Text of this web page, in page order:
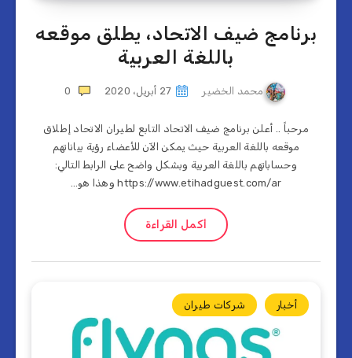
برنامج ضيف الاتحاد، يطلق موقعه
باللغة العربية
محمد الخضير 27 أبريل، 2020 0
مرحباً .. أعلن برنامج ضيف الاتحاد التابع لطيران الاتحاد إطلاق
موقعه باللغة العربية حيث يمكن الآن للأعضاء رؤية بياناتهم
وحساباتهم باللغة العربية وبشكل واضح على الرابط التالي:
https://www.etihadguest.com/ar وهذا هو…
أكمل القراءة
أخبار شركات طيران